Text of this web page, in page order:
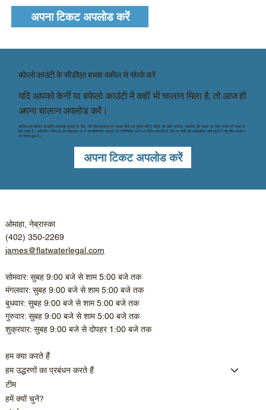
अपना टिकट अपलोड करें
बफ़ेलो काउंटी के सीडीएल बचाव वकील से संपर्क करें
यदि आपको केर्नी या बफेलो काउंटी में कहीं भी चालान मिला है, तो आज ही
अपना चालान अपलोड करें।
सीडीएल (कमर्शियल ड्राइविंग लाइसेंस) चालकों के लिए, गति सीमा उल्लंघन का चालान सिर्फ एक जुर्माना नहीं है, बल्कि यह उनके करियर, लाइसेंस और सड़क पर वाहन चलाने की क्षमता के
लिए खतरा है। फ्लैटवॉटर लीगल में, हम नेब्रास्का भर में उन वाणिज्यिक चालकों का प्रतिनिधित्व करने पर विशेष ध्यान देते हैं, जिन पर निजी और व्यावसायिक दोनों वाहनों में गति सीमा उल्लंघन
का चालान हुआ है।
अपना टिकट अपलोड करें
ओमाहा, नेब्रास्का
(402) 350-2269
james@flatwaterlegal.com
सोमवार: सुबह 9:00 बजे से शाम 5:00 बजे तक
मंगलवार: सुबह 9:00 बजे से शाम 5:00 बजे तक
बुधवार: सुबह 9:00 बजे से शाम 5:00 बजे तक
गुरुवार: सुबह 9:00 बजे से शाम 5:00 बजे तक
शुक्रवार: सुबह 9:00 बजे से दोपहर 1:00 बजे तक
हम क्या करते हैं
हम उद्धरणों का प्रबंधन करते हैं
टीम
हमें क्यों चुनें?